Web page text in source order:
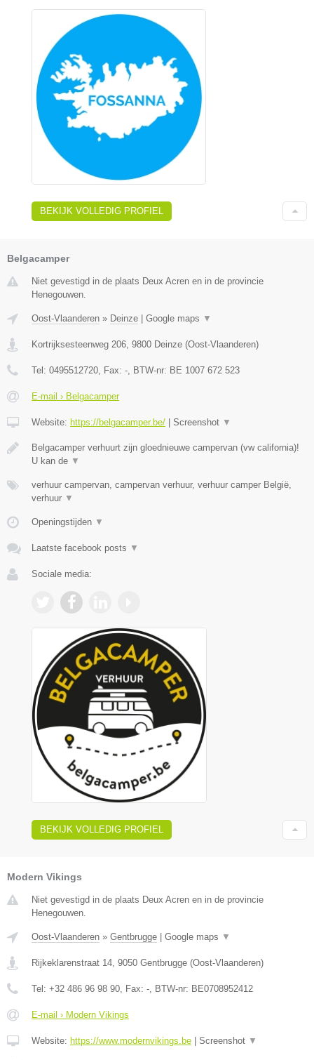
BEKIJK VOLLEDIG PROFIEL
Belgacamper
Niet gevestigd in de plaats Deux Acren en in de provincie
Henegouwen.
Oost-Vlaanderen » Deinze Google maps ▼
Kortrijksesteenweg 206, 9800 Deinze (Oost-Vlaanderen)
Tel: 0495512720, Fax: -, BTW-nr: BE 1007 672 523
E-mail › Belgacamper
Website: https://belgacamper.be/ Screenshot ▼
Belgacamper verhuurt zijn gloednieuwe campervan (vw california)!
U kan de ▼
verhuur campervan, campervan verhuur, verhuur camper België,
verhuur ▼
Openingstijden ▼
Laatste facebook posts ▼
Sociale media:
BEKIJK VOLLEDIG PROFIEL
Modern Vikings
Niet gevestigd in de plaats Deux Acren en in de provincie
Henegouwen.
Oost-Vlaanderen » Gentbrugge Google maps ▼
Rijkeklarenstraat 14, 9050 Gentbrugge (Oost-Vlaanderen)
Tel: +32 486 96 98 90, Fax: -, BTW-nr: BE0708952412
E-mail › Modern Vikings
Website: https://www.modernvikings.be Screenshot ▼